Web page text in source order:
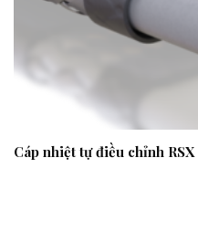
Cáp nhiệt tự điều chỉnh